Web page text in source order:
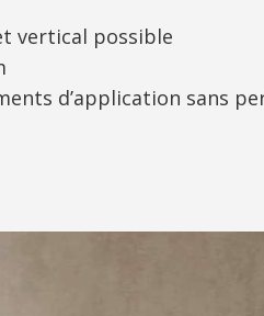
vertical possible
d’application sans